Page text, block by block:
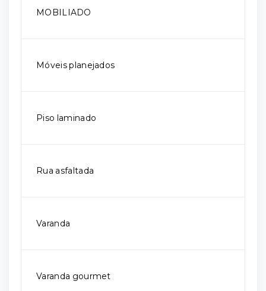
MOBILIADO
Móveis planejados
Piso laminado
Rua asfaltada
Varanda
Varanda gourmet